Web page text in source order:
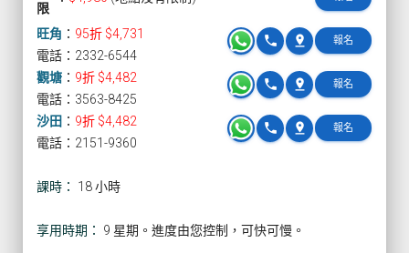
限
旺角 ： 95折 $4,731 報名
pin_drop
phone
電話：2332-6544
觀塘 ： 9折 $4,482 報名
pin_drop
phone
電話：3563-8425
沙田 ： 9折 $4,482 報名
pin_drop
phone
電話：2151-9360
課時： 18 小時
享用時期： 9 星期。進度由您控制，可快可慢。